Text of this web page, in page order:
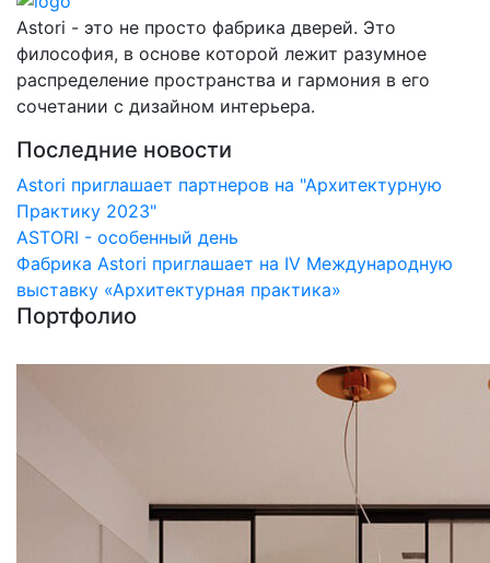
Astori - это не просто фабрика дверей. Это
философия, в основе которой лежит разумное
распределение пространства и гармония в его
сочетании с дизайном интерьера.
Последние новости
Astori приглашает партнеров на "Архитектурную
Практику 2023"
ASTORI - особенный день
Фабрика Astori приглашает на IV Международную
выставку «Архитектурная практика»
Портфолио